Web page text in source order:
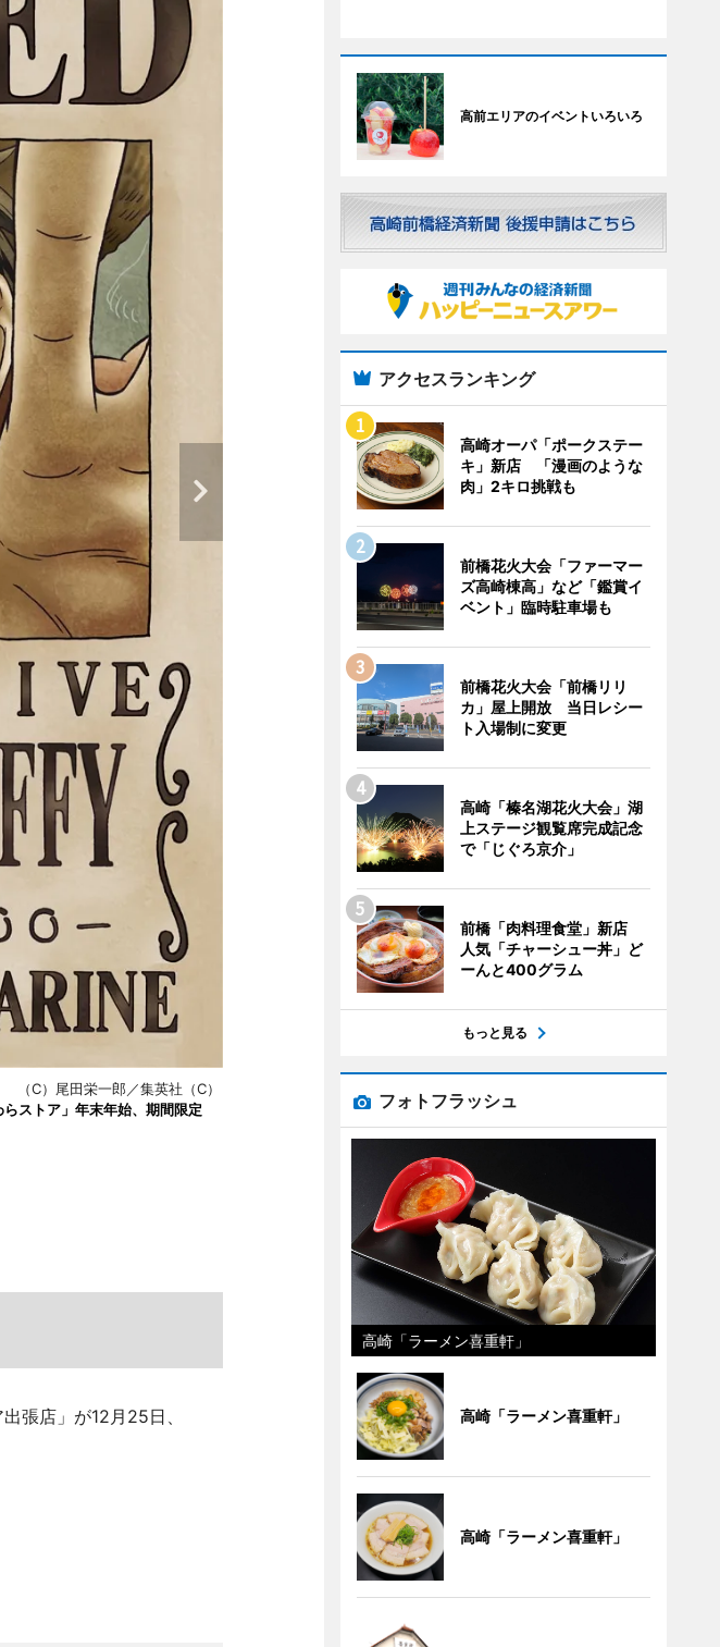
（C）尾田栄一郎／集英社（C）
ストア」年末年始、期間限定
張店」が12月25日、
高前エリアのイベントいろいろ
アクセスランキング
高崎オーパ「ポークステー
キ」新店 「漫画のような
肉」2キロ挑戦も
前橋花火大会「ファーマー
ズ高崎棟高」など「鑑賞イ
ベント」臨時駐車場も
前橋花火大会「前橋リリ
カ」屋上開放 当日レシー
ト入場制に変更
高崎「榛名湖花火大会」湖
上ステージ観覧席完成記念
で「じぐろ京介」
前橋「肉料理食堂」新店
人気「チャーシュー丼」ど
ーんと400グラム
もっと見る
フォトフラッシュ
高崎「ラーメン喜重軒」
高崎「ラーメン喜重軒」
高崎「ラーメン喜重軒」